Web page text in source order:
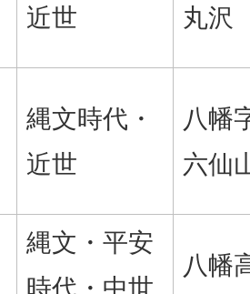
近世
丸沢
縄文時代・
近世
八幡
六仙
縄文・平安
時代・中世
八幡